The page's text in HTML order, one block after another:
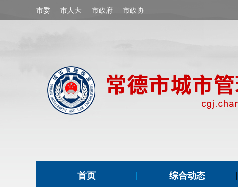
市委 市人大 市政府 市政协
首页 综合动态